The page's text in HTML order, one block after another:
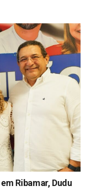
Ribamar, Dudu